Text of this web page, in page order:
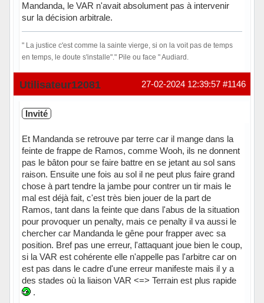
Mandanda, le VAR n'avait absolument pas à intervenir
sur la décision arbitrale.
" La justice c'est comme la sainte vierge, si on la voit pas de temps
en temps, le doute s'installe"." Pile ou face " Audiard.
Hors ligne #1146
27-02-2024 12:39:57
Utilisateur12081
Invité
Et Mandanda se retrouve par terre car il mange dans la
feinte de frappe de Ramos, comme Wooh, ils ne donnent
pas le bâton pour se faire battre en se jetant au sol sans
raison. Ensuite une fois au sol il ne peut plus faire grand
chose à part tendre la jambe pour contrer un tir mais le
mal est déjà fait, c'est très bien jouer de la part de
Ramos, tant dans la feinte que dans l'abus de la situation
pour provoquer un penalty, mais ce penalty il va aussi le
chercher car Mandanda le gêne pour frapper avec sa
position. Bref pas une erreur, l'attaquant joue bien le coup,
si la VAR est cohérente elle n'appelle pas l'arbitre car on
est pas dans le cadre d'une erreur manifeste mais il y a
des stades où la liaison VAR <=> Terrain est plus rapide
.